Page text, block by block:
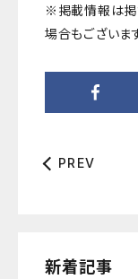
※掲載情報は掲
場合もございま
PREV
新着記事